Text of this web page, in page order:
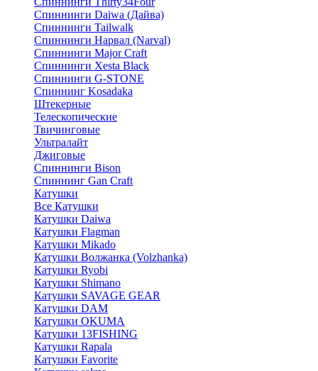
Спиннинги Daiwa (Дайва)
Спиннинги Tailwalk
Спиннинги Нарвал (Narval)
Спиннинги Major Craft
Спиннинги Xesta Black
Спиннинги G-STONE
Спиннинг Kosadaka
Штекерные
Телескопические
Твичинговые
Ультралайт
Джиговые
Спиннинги Bison
Спиннинг Gan Craft
Катушки
Все Катушки
Катушки Daiwa
Катушки Flagman
Катушки Mikado
Катушки Волжанка (Volzhanka)
Катушки Ryobi
Катушки Shimano
Катушки SAVAGE GEAR
Катушки DAM
Катушки OKUMA
Катушки 13FISHING
Катушки Rapala
Катушки Favorite